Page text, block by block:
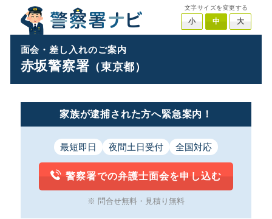
文字サイズを変更する
小 中 大
面会・差し入れのご案内
赤坂警察署（東京都）
家族が逮捕された方へ緊急案内！
最短即日 夜間土日受付 全国対応
警察署での弁護士面会を申し込む
※ 問合せ無料・見積り無料